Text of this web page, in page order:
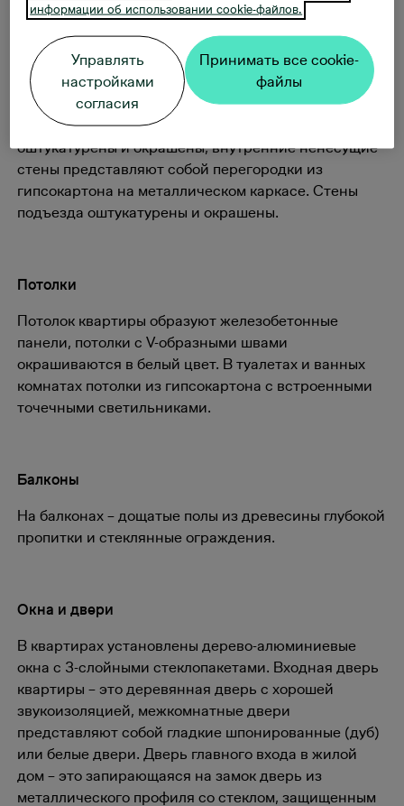
Техническое описание жилого дома по
адресу Колде пуйестеэ, 72
Стены
Стены жилого дома сложены из блоков, утеплены,
оштукатурены и окрашены, внутренние ненесущие
стены представляют собой перегородки из
гипсокартона на металлическом каркасе. Стены
подъезда оштукатурены и окрашены.
Потолки
Потолок квартиры образуют железобетонные
панели, потолки с V-образными швами
окрашиваются в белый цвет. В туалетах и ванных
комнатах потолки из гипсокартона с встроенными
точечными светильниками.
Балконы
На балконах – дощатые полы из древесины глубокой
пропитки и стеклянные ограждения.
Окна и двери
В квартирах установлены дерево-алюминиевые
окна с 3-слойными стеклопакетами. Входная дверь
квартиры – это деревянная дверь с хорошей
звукоизоляцией, межкомнатные двери
представляют собой гладкие шпонированные (дуб)
или белые двери. Дверь главного входа в жилой
дом – это запирающаяся на замок дверь из
металлического профиля со стеклом, защищенным
информации об использовании cookie-файлов.
Управлять
настройками
согласия
Принимать все cookie-
файлы